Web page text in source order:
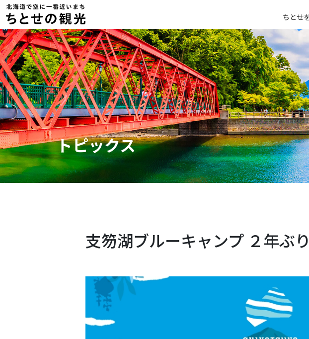
ちとせ
トピックス
支笏湖ブルーキャンプ ２年ぶ